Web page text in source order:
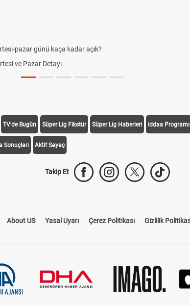
Türkiye'de Transfer Dönemi Ne Zaman Başlıyor ve
TFF Yabancı Oyuncu Kuralı Nedir? Güncel Sezonda
TV'de Bugün Süper Lig Fikstür Süper Lig Haberleri iddaa Programı
Sonuçları Aktif Sayaç
Takip Et
About US Yasal Uyarı Çerez Politikası Gizlilik